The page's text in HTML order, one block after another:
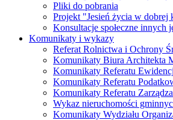
Pliki do pobrania
Projekt "Jesień życia w dobrej
Konsultacje społeczne innych
Komunikaty i wykazy
Referat Rolnictwa i Ochrony
Komunikaty Biura Architekta
Komunikaty Referatu
Komunikaty Referatu
Komunikaty Referatu
Wykaz nieruchomości
Komunikaty Wydziału